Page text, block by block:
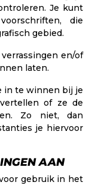
Je kunt
die
gebied.
en/of
laten.
in te winnen bij je
of ze de
Zo niet, dan
je hiervoor
AAN
gebruik in het